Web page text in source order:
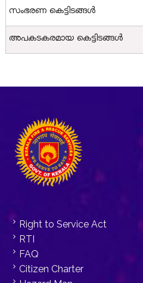
സംഭരണ കെട്ടിടങ്ങൾ
അപകടകരമായ കെട്ടിടങ്ങൾ
Right to Service Act
RTI
FAQ
Citizen Charter